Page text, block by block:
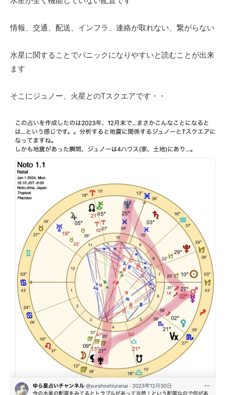
情報、交通、配送、インフラ、連絡が取れない、繋がらない
水星に関することでパニックになりやすいと読むことが出来
ます
そこにジュノー、火星とのTスクエアです・・